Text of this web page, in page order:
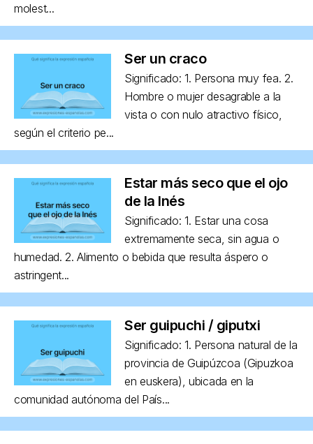
molest...
Ser un craco
Significado: 1. Persona muy fea. 2.
Hombre o mujer desagrable a la
vista o con nulo atractivo físico,
según el criterio pe...
Estar más seco que el ojo
de la Inés
Significado: 1. Estar una cosa
extremamente seca, sin agua o
humedad. 2. Alimento o bebida que resulta áspero o
astringent...
Ser guipuchi / giputxi
Significado: 1. Persona natural de la
provincia de Guipúzcoa (Gipuzkoa
en euskera), ubicada en la
comunidad autónoma del País...